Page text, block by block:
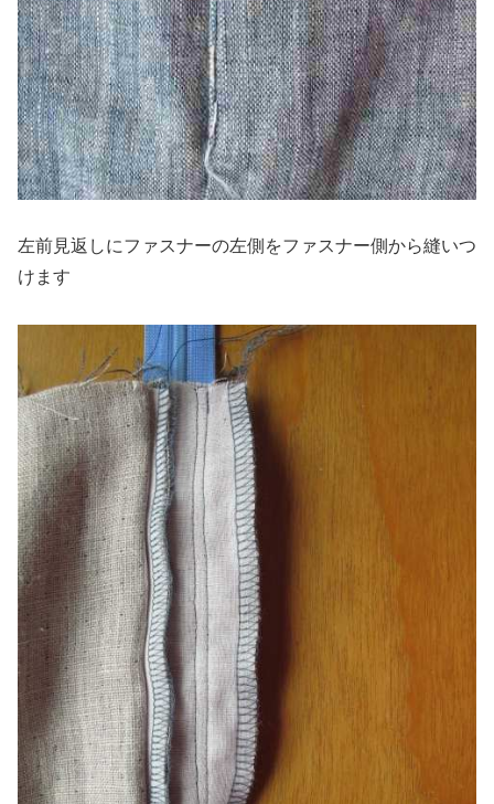
左前見返しにファスナーの左側をファスナー側から縫いつ
けます